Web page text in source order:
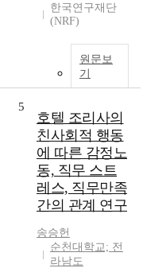
한국연구재단
(NRF)
원문보
기
5
호텔 조리사의
친사회적 행동
에 따른 감정노
동, 직무 스트
레스, 직무만족
간의 관계 연구
송승헌
순천대학교; 전
라남도